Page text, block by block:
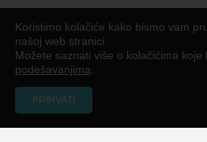
Koristimo kolačiće kako bismo vam
našoj web stranici.
Možete saznati više o kolačićima koje
podešavanjima
PRIHVATI